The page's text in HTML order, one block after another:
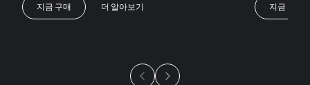
지금 구매
더 알아보기
지금 구매